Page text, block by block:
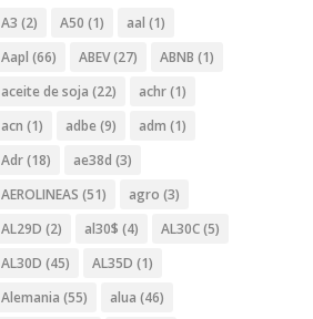
A3 (2) A50 (1) aal (1)
Aapl (66) ABEV(27) ABNB (1)
aceite de soja (22) achr(1)
acn (1) adbe (9) adm (1)
Adr(18) ae38d (3)
AEROLINEAS (51) agro (3)
AL29D (2) al30$ (4) AL30C(5)
AL30D (45) AL35D (1)
Alemania (55) alua (46)